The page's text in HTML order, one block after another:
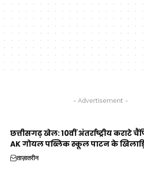
- Advertisement -
छत्तीसगढ़ खेल: 10वीं अंतर्राष्ट्रीय कराटे
AK गोयल पब्लिक स्कूल पाटन के
ताज़ातरीन